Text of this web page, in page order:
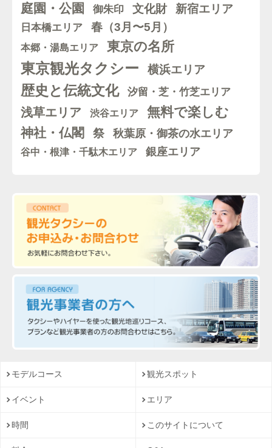
庭園・公園 御朱印 文化財 新宿エリア
日本橋エリア 春（3月〜5月）
本郷・湯島エリア 東京の名所
東京観光タクシー 横浜エリア
歴史と伝統文化 汐留・芝・竹芝エリア
浅草エリア 渋谷エリア 無料で楽しむ
神社・仏閣 祭 秋葉原・御茶の水エリア
谷中・根津・千駄木エリア 銀座エリア
モデルコース 観光スポット
イベント エリア
時間 このサイトについて